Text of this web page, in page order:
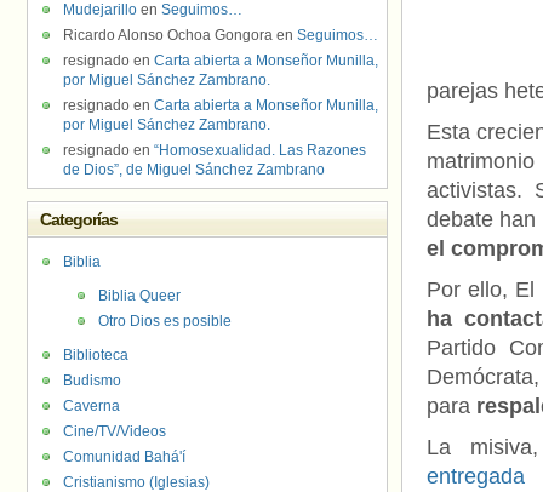
parejas
Esta
activistas.
debate
el
Por ello, El
ha
Partido
para
La
Mudejarillo en Seguimos…
Ricardo Alonso Ochoa Gongora en Seguimos…
resignado en Carta abierta a Monseñor Munilla,
por Miguel Sánchez Zambrano.
resignado en Carta abierta a Monseñor Munilla,
por Miguel Sánchez Zambrano.
resignado en “Homosexualidad. Las Razones
de Dios”, de Miguel Sánchez Zambrano
Categorías
Biblia
Biblia Queer
Otro Dios es posible
Biblioteca
Budismo
Caverna
Cine/TV/Videos
Comunidad Bahá'í
Cristianismo (Iglesias)